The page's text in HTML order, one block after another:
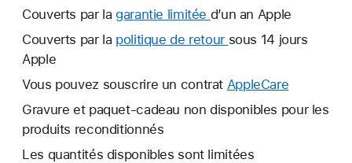
Couverts par la garantie limitée Une
nouvelle
d’un an Apple
Couverts par la politique de retour Une
fenêtre
sous 14 jours
Apple
Vous pouvez souscrire un contrat AppleCare
nouvelle
Gravure et paquet-cadeau non disponibles pour les
produits reconditionnés
Les quantités disponibles sont limitées